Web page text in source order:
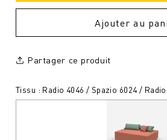
Ajouter au
Partager ce produit
Tissu : Radio 4046 / Spazio 6024 /